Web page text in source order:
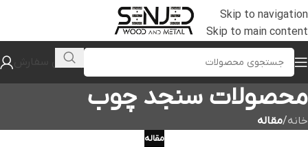
Skip to navigation
Skip to main content
پیگیری سفارش
محصولات سنجد چوب
خانه/مقاله
مقاله